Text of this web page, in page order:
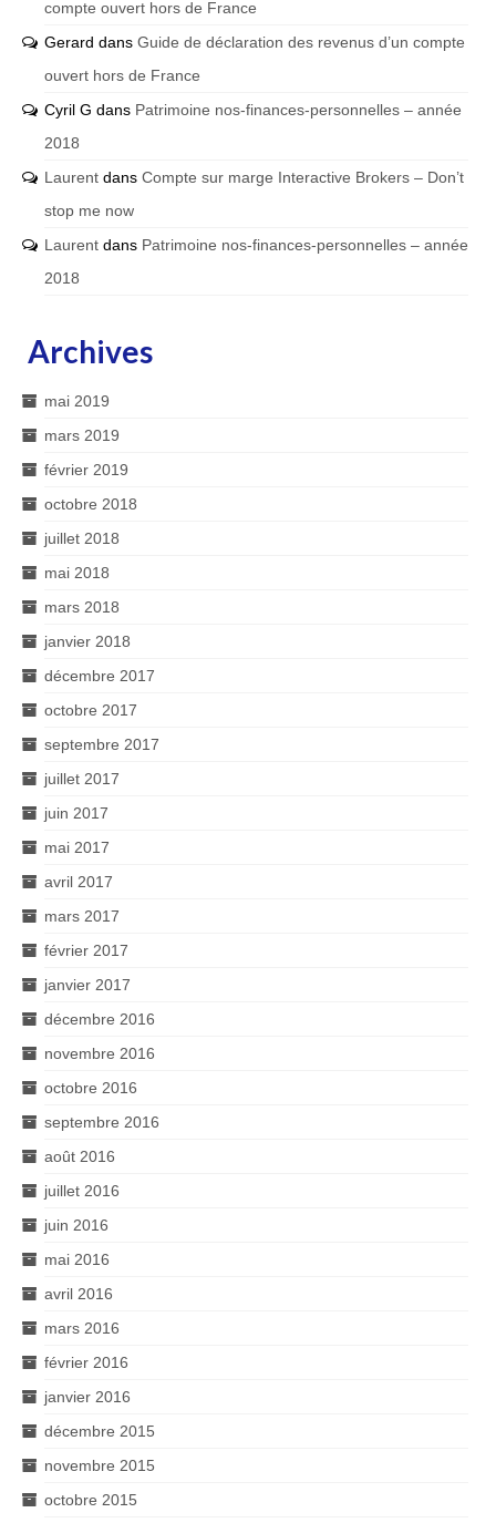
compte ouvert hors de France
Gerard dans Guide de déclaration des revenus d’un compte
ouvert hors de France
Cyril G dans Patrimoine nos-finances-personnelles – année
2018
Laurent dans Compte sur marge Interactive Brokers – Don’t
stop me now
Laurent dans Patrimoine nos-finances-personnelles – année
2018
Archives
mai 2019
mars 2019
février 2019
octobre 2018
juillet 2018
mai 2018
mars 2018
janvier 2018
décembre 2017
octobre 2017
septembre 2017
juillet 2017
juin 2017
mai 2017
avril 2017
mars 2017
février 2017
janvier 2017
décembre 2016
novembre 2016
octobre 2016
septembre 2016
août 2016
juillet 2016
juin 2016
mai 2016
avril 2016
mars 2016
février 2016
janvier 2016
décembre 2015
novembre 2015
octobre 2015